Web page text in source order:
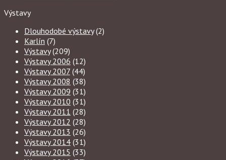
Výstavy
Dlouhodobé výstavy(2)
Karlín (7)
Výstavy(209)
Výstavy 2006 (12)
Výstavy 2007 (44)
Výstavy 2008 (38)
Výstavy 2009 (31)
Výstavy 2010 (31)
Výstavy 2011 (28)
Výstavy 2012 (28)
Výstavy 2013 (26)
Výstavy 2014 (31)
Výstavy 2015 (33)